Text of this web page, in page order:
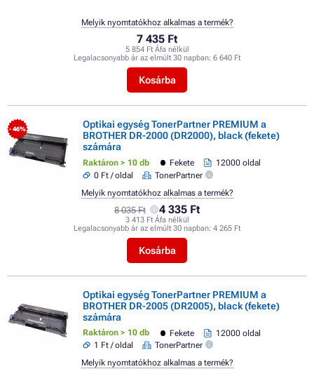
7 435 Ft
5 854 Ft Áfa nélkül
Legalacsonyabb ár az elmúlt 30 napban: 6 640 Ft
Kosárba
Melyik nyomtatókhoz alkalmas a termék?
- 46%
Optikai egység TonerPartner PREMIUM a
BROTHER DR-2000 (DR2000), black (fekete)
számára
Raktáron > 10 db Fekete
12000 oldal
0 Ft / oldal
TonerPartner
8 035 Ft 4 335 Ft
3 413 Ft Áfa nélkül
Legalacsonyabb ár az elmúlt 30 napban: 4 265 Ft
Kosárba
Melyik nyomtatókhoz alkalmas a termék?
Optikai egység TonerPartner PREMIUM a
BROTHER DR-2005 (DR2005), black (fekete)
számára
Raktáron > 10 db Fekete
12000 oldal
1 Ft / oldal
TonerPartner
Melyik nyomtatókhoz alkalmas a termék?